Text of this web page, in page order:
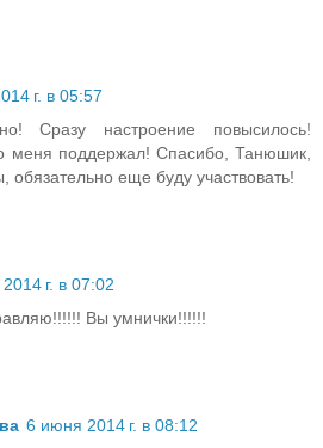
г. в 05:57
Сразу настроение повысилось!
меня поддержал! Спасибо, Танюшик,
обязательно еще буду участвовать!
г. в 07:02
Вы умнички!!!!!!
6 июня 2014 г. в 08:12